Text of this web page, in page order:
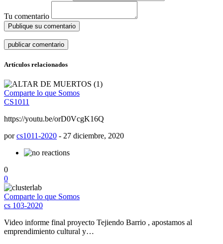
Tu comentario
Publique su comentario
Artículos relacionados
Comparte lo que Somos
CS1011
https://youtu.be/orD0VcgK16Q
porcs1011-2020 - 27 diciembre, 2020
0
0
Comparte lo que Somos
cs 103-2020
Video informe final proyecto Tejiendo Barrio , apostamos al
emprendimiento cultural y…